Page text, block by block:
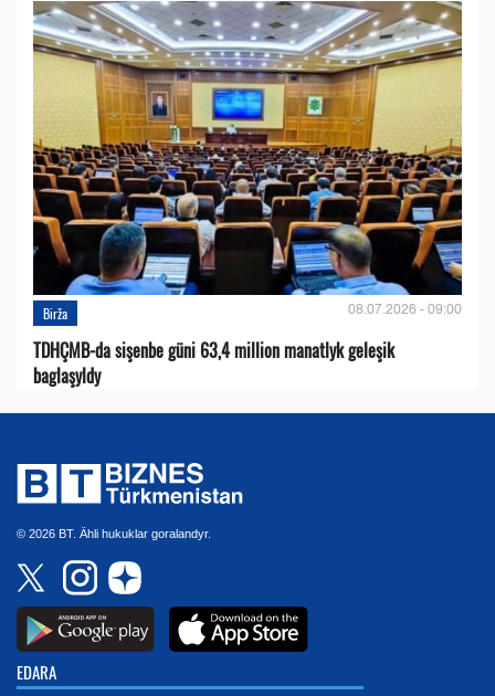
Birža 08.07.2026 - 09:00
TDHÇMB-da sişenbe güni 63,4 million manatlyk geleşik
baglaşyldy
© 2026 BT. Ähli hukuklar goralandyr.
EDARA